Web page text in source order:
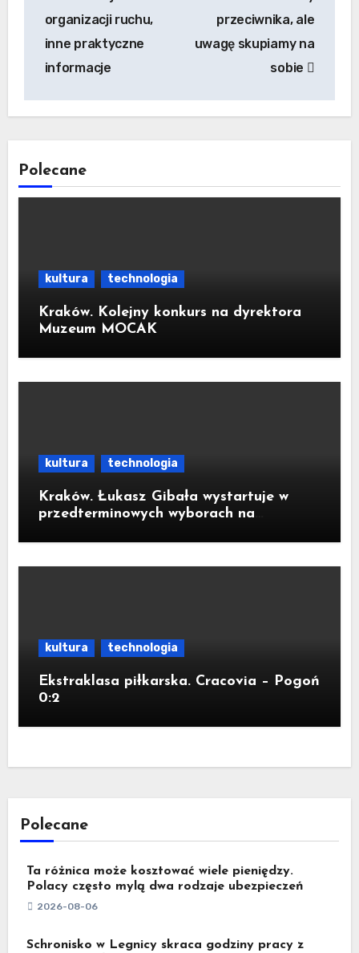
organizacji ruchu,
inne praktyczne
informacje
przeciwnika, ale
uwagę skupiamy na
sobie
Polecane
kultura technologia
Kraków. Kolejny konkurs na dyrektora
Muzeum MOCAK
kultura technologia
Kraków. Łukasz Gibała wystartuje w
przedterminowych wyborach na
kultura technologia
Ekstraklasa piłkarska. Cracovia – Pogoń
0:2
Polecane
Ta różnica może kosztować wiele pieniędzy.
Polacy często mylą dwa rodzaje ubezpieczeń
2026-08-06
Schronisko w Legnicy skraca godziny pracy z